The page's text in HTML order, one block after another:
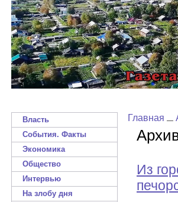
Власть
События. Факты
Экономика
Общество
Интервью
На злобу дня
Главная
Из